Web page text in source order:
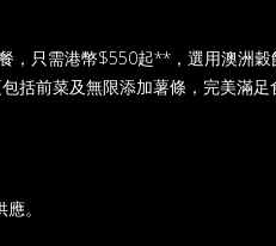
，只需港幣$550起**，選用澳洲
括前菜及無限添加薯條，完美滿足
。